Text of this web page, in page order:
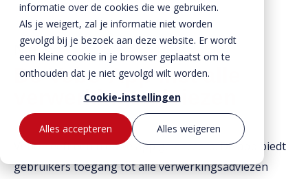
informatie over de cookies die we gebruiken.
Als je weigert, zal je informatie niet worden
gevolgd bij je bezoek aan deze website. Er wordt
een kleine cookie in je browser geplaatst om te
onthouden dat je niet gevolgd wilt worden.
Cookie-instellingen
Alles accepteren
Alles weigeren
Betonproducten
Lateien
Spekbanden
Gevelbanden
Raamdorpels
Kozijnkaders
Producten voor kant-en-klaar gevels
Lateien
Spekbanden
Raamdorpels
Vogelstenen
Staal
Staalproducten
Lateien
Geveldragers
Borstweringssteunen
Onze verhalen
Over ons
Historie
Werken bij Vebo
MVO
Downloads
Certificaten
Verwerkingsadviezen
Prestatieverklaringen
CO2 footprints
Contact met Vebo
Offerte aanvragen
Contactpersonen
Nieuw:
De Vebo-App met alle
verwerkingsadviezen
Vebo heeft een nieuwe app gelanceerd. De app biedt
gebruikers toegang tot alle verwerkingsadviezen